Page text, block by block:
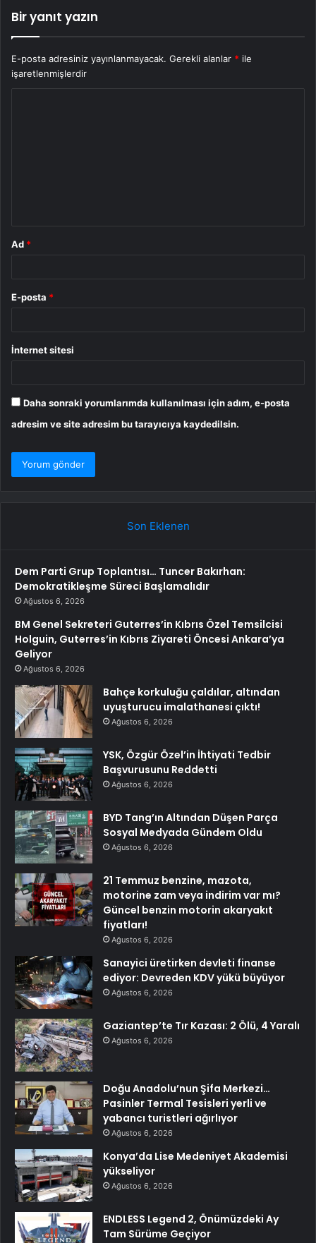
Bir yanıt yazın
E-posta adresiniz yayınlanmayacak. Gerekli alanlar * ile
işaretlenmişlerdir
Ad *
E-posta *
İnternet sitesi
Daha sonraki yorumlarımda kullanılması için adım, e-posta
adresim ve site adresim bu tarayıcıya kaydedilsin.
Son Eklenen
Dem Parti Grup Toplantısı… Tuncer Bakırhan:
Demokratikleşme Süreci Başlamalıdır
Ağustos 6, 2026
BM Genel Sekreteri Guterres’in Kıbrıs Özel Temsilcisi
Holguin, Guterres’in Kıbrıs Ziyareti Öncesi Ankara’ya
Geliyor
Ağustos 6, 2026
Bahçe korkuluğu çaldılar, altından
uyuşturucu imalathanesi çıktı!
Ağustos 6, 2026
YSK, Özgür Özel’in İhtiyati Tedbir
Başvurusunu Reddetti
Ağustos 6, 2026
BYD Tang’ın Altından Düşen Parça
Sosyal Medyada Gündem Oldu
Ağustos 6, 2026
21 Temmuz benzine, mazota,
motorine zam veya indirim var mı?
Güncel benzin motorin akaryakıt
fiyatları!
Ağustos 6, 2026
Sanayici üretirken devleti finanse
ediyor: Devreden KDV yükü büyüyor
Ağustos 6, 2026
Gaziantep’te Tır Kazası: 2 Ölü, 4 Yaralı
Ağustos 6, 2026
Doğu Anadolu’nun Şifa Merkezi…
Pasinler Termal Tesisleri yerli ve
yabancı turistleri ağırlıyor
Ağustos 6, 2026
Konya’da Lise Medeniyet Akademisi
yükseliyor
Ağustos 6, 2026
ENDLESS Legend 2, Önümüzdeki Ay
Tam Sürüme Geçiyor